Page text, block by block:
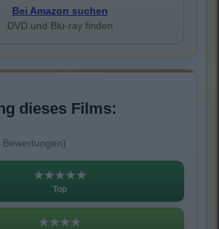
Bei Amazon suchen
DVD und Blu-ray finden
dieses Films:
Bewertungen)
★★★★★
Top
★★★★